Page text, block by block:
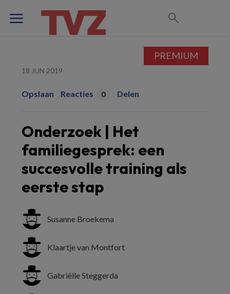
18 JUN 2019
Opslaan Reacties 0 Delen
Onderzoek | Het
familiegesprek: een
succesvolle training als
eerste stap
Susanne Broekema
Klaartje van Montfort
Gabriëlle Steggerda
PREMIUM